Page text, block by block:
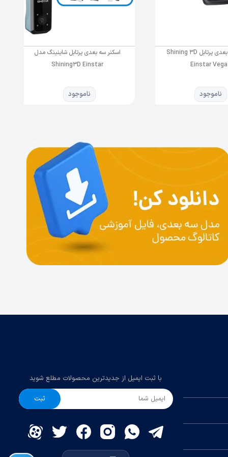
به
نیاز
فاصله
کمک
و
حداقل
اسکنر سه بعدی پرتابل Shining 3D
Einstar Vega
ناموجود
اسکنر سه بعدی پرتابل شاینینگ مدل
Shining3D Einstar
ناموجود
با ثبت ایمیل از جدیدترین محصولات مطلع شوید
ثبت